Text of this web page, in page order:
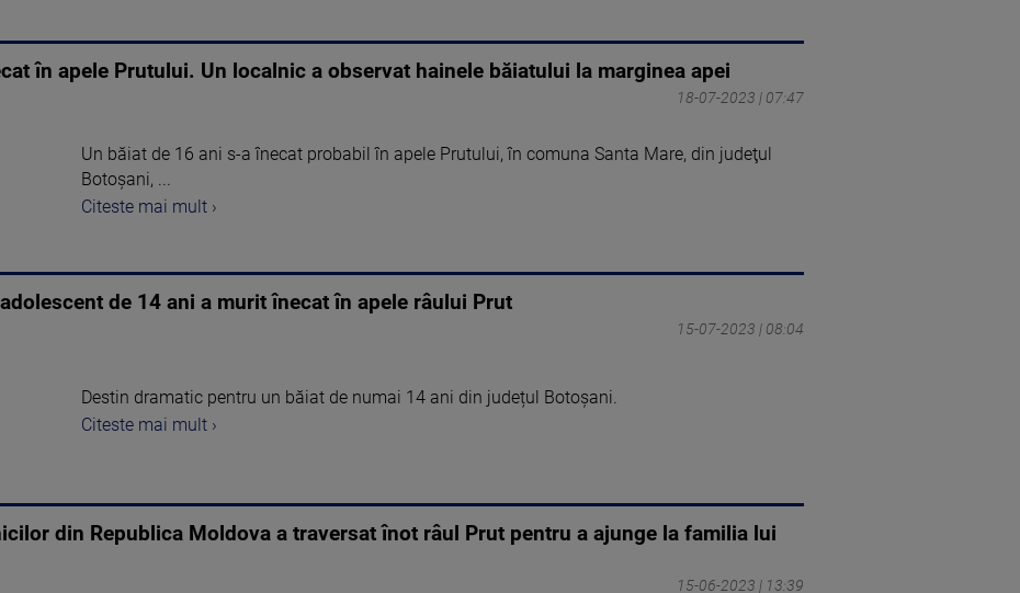
în apele Prutului. Un localnic a observat hainele băiatului la marginea apei
18-07-2023 | 07:47
Un băiat de 16 ani s-a înecat probabil în apele Prutului, în comuna Santa Mare, din judeţul
Botoşani, ...
Citeste mai mult ›
de 14 ani a murit înecat în apele râului Prut
15-07-2023 | 08:04
Destin dramatic pentru un băiat de numai 14 ani din județul Botoșani.
Citeste mai mult ›
din Republica Moldova a traversat înot râul Prut pentru a ajunge la familia lui
15-06-2023 | 13:39